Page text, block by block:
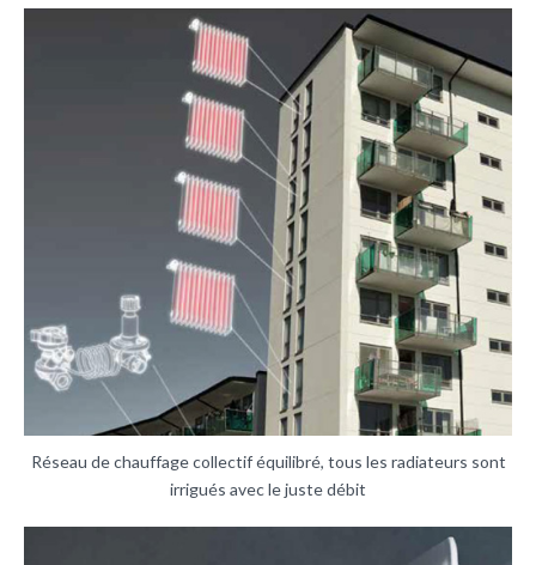
Réseau de chauffage collectif équilibré, tous les radiateurs sont
irrigués avec le juste débit